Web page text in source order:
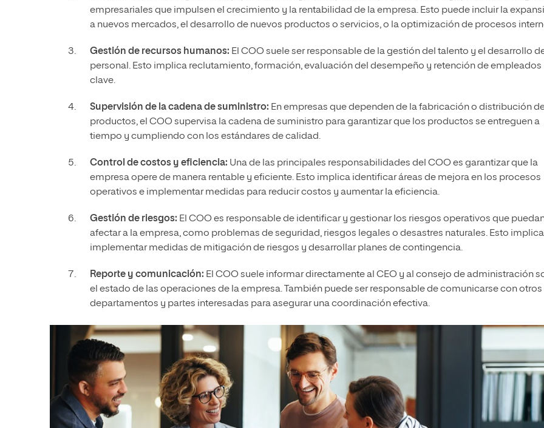
empresariales que impulsen el crecimiento y la rentabilidad de la empresa. Esto puede incluir la
a nuevos mercados, el desarrollo de nuevos productos o servicios, o la optimización de procesos
Gestión de recursos humanos: El COO suele ser responsable de la gestión del talento y el desarrollo
personal. Esto implica reclutamiento, formación, evaluación del desempeño y retención de empleados
clave.
Supervisión de la cadena de suministro: En empresas que dependen de la fabricación o distribución
productos, el COO supervisa la cadena de suministro para garantizar que los productos se entreguen a
tiempo y cumpliendo con los estándares de calidad.
Control de costos y eficiencia: Una de las principales responsabilidades del COO es garantizar que la
empresa opere de manera rentable y eficiente. Esto implica identificar áreas de mejora en los procesos
operativos e implementar medidas para reducir costos y aumentar la eficiencia.
Gestión de riesgos: El COO es responsable de identificar y gestionar los riesgos operativos que
afectar a la empresa, como problemas de seguridad, riesgos legales o desastres naturales. Esto implica
implementar medidas de mitigación de riesgos y desarrollar planes de contingencia.
Reporte y comunicación: El COO suele informar directamente al CEO y al consejo de administración
el estado de las operaciones de la empresa. También puede ser responsable de comunicarse con otros
departamentos y partes interesadas para asegurar una coordinación efectiva.